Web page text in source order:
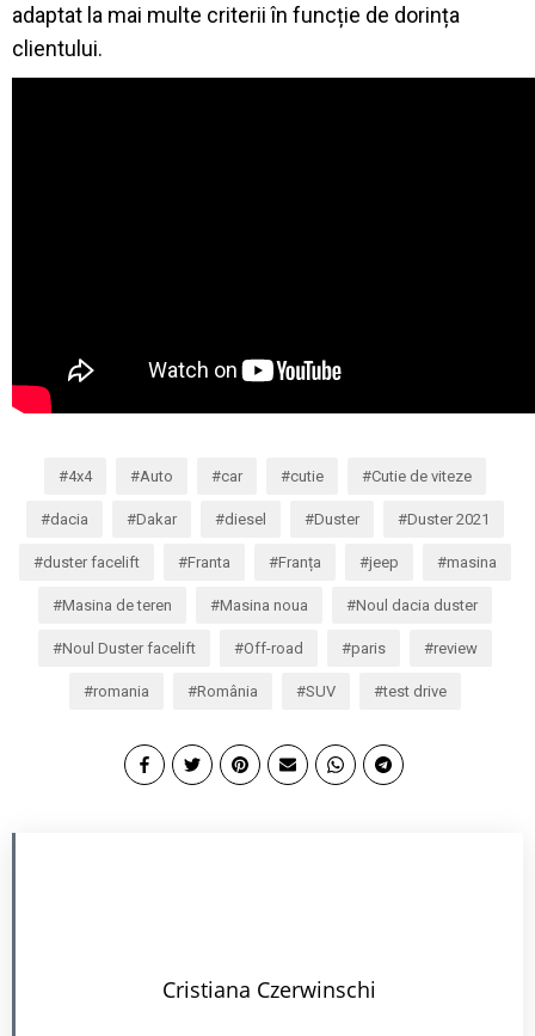
adaptat la mai multe criterii în funcție de dorința
clientului.
4x4 Auto car cutie Cutie de viteze
dacia Dakar diesel Duster Duster 2021
duster facelift Franta Franța jeep masina
Masina de teren Masina noua Noul dacia duster
Noul Duster facelift Off-road paris review
romania România SUV test drive
Cristiana Czerwinschi